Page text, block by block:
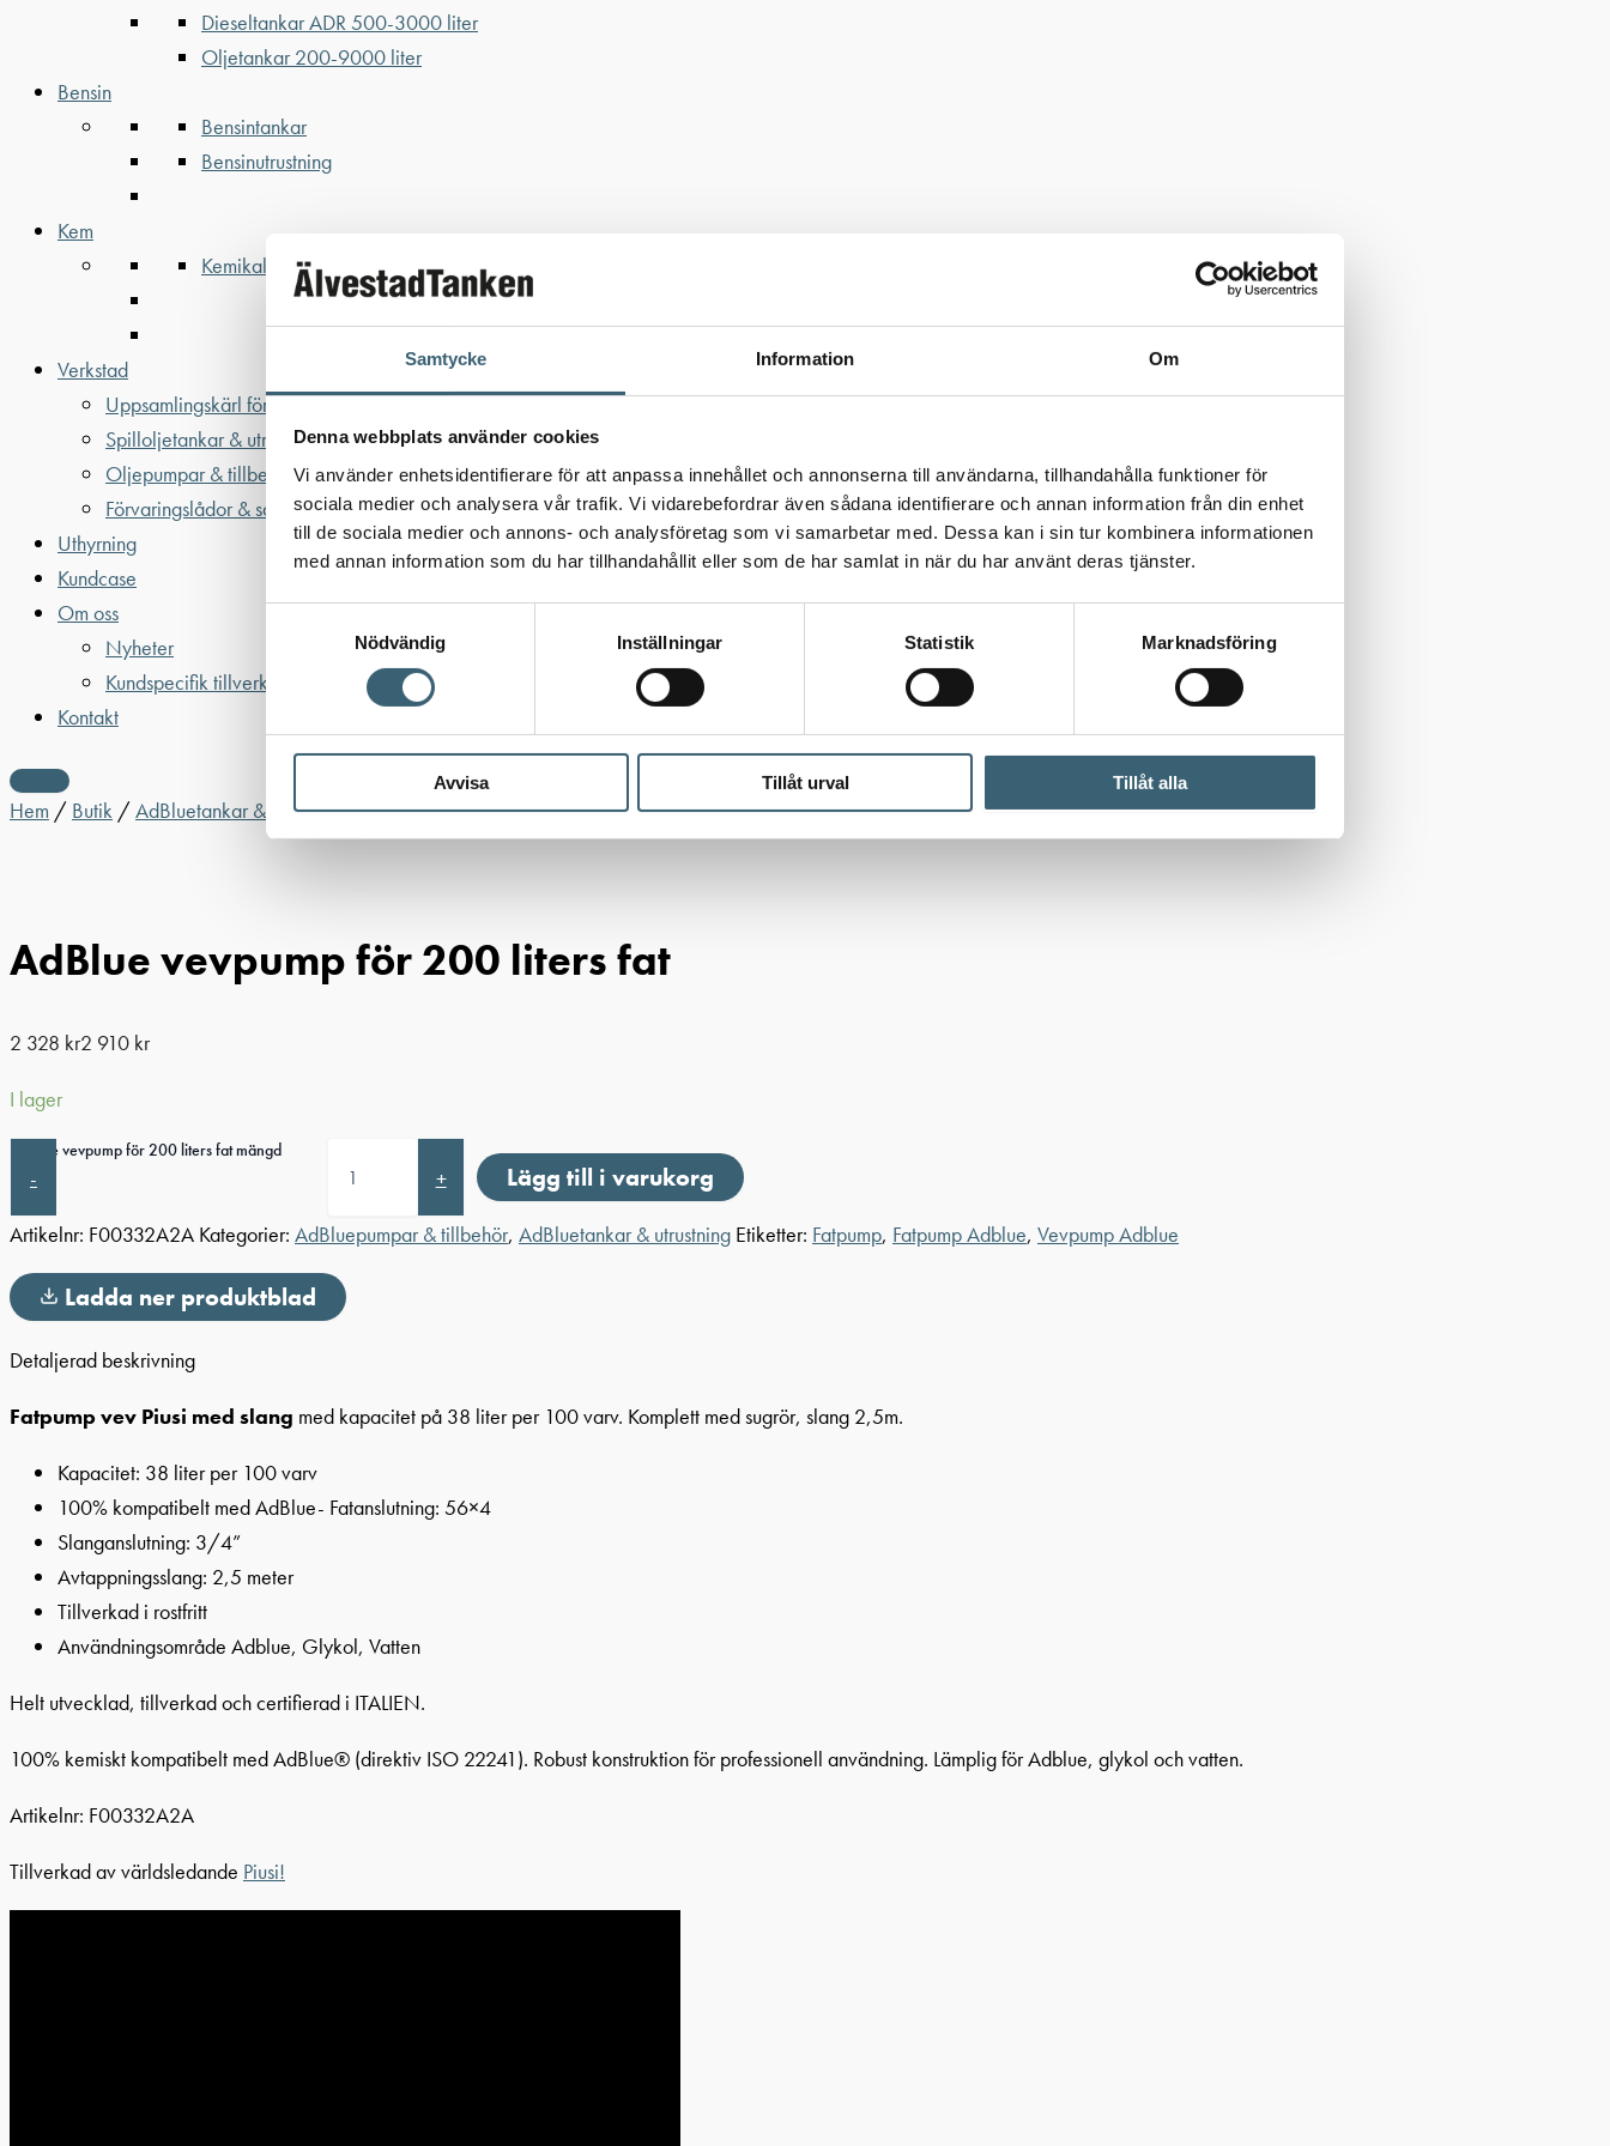
Samtycke Information Om
Denna webbplats använder cookies
Vi använder enhetsidentifierare för att anpassa innehållet och annonserna till användarna, tillhandahålla funktioner för
sociala medier och analysera vår trafik. Vi vidarebefordrar även sådana identifierare och annan information från din enhet
till de sociala medier och annons- och analysföretag som vi samarbetar med. Dessa kan i sin tur kombinera informationen
med annan information som du har tillhandahållit eller som de har samlat in när du har använt deras tjänster.
Nödvändig
Inställningar Statistik Marknadsföring
Avvisa Tillåt urval Tillåt alla
Dieseltankar ADR 500-3000 liter
Oljetankar 200-9000 liter
Bensin
Bensintankar
Bensinutrustning
Kem
Kemikalietankar
Verkstad
Uppsamlingskärl för fat & IBC
Spilloljetankar & utrustning
Oljepumpar & tillbehör
Förvaringslådor & sandlådor
Uthyrning
Kundcase
Om oss
Nyheter
Kundspecifik tillverkning
Kontakt
Hem / Butik /AdBluetankar & utrustning/AdBluepumpar & tillbehör/ AdBlue vevpump för 200 liters fat
AdBlue vevpump för 200 liters fat
2 328 kr2 910 kr
I lager
-
AdBlue vevpump för 200 liters fat mängd
+ Lägg till i varukorg
Artikelnr: F00332A2A Kategorier: AdBluepumpar & tillbehör, AdBluetankar & utrustning Etiketter: Fatpump, Fatpump Adblue, Vevpump Adblue
Ladda ner produktblad
Detaljerad beskrivning
Fatpump vev Piusi med slang med kapacitet på 38 liter per 100 varv. Komplett med sugrör, slang 2,5m.
Kapacitet: 38 liter per 100 varv
100% kompatibelt med AdBlue- Fatanslutning: 56×4
Slanganslutning: 3/4”
Avtappningsslang: 2,5 meter
Tillverkad i rostfritt
Användningsområde Adblue, Glykol, Vatten
Helt utvecklad, tillverkad och certifierad i ITALIEN.
100% kemiskt kompatibelt med AdBlue® (direktiv ISO 22241). Robust konstruktion för professionell användning. Lämplig för Adblue, glykol och vatten.
Artikelnr: F00332A2A
Tillverkad av världsledande Piusi!